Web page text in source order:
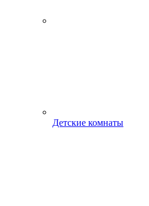
Детские комнаты